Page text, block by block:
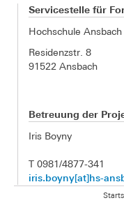
Servicestelle für
Hochschule Ansbach
Residenzstr. 8
91522 Ansbach
Betreuung der
Iris Boyny
T 0981/4877-341
iris.boyny[at]hs-